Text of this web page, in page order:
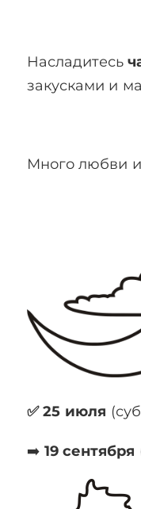
Насладитесь
закусками и
Много любви
✅ 25 июля
➡️ 19 сентября